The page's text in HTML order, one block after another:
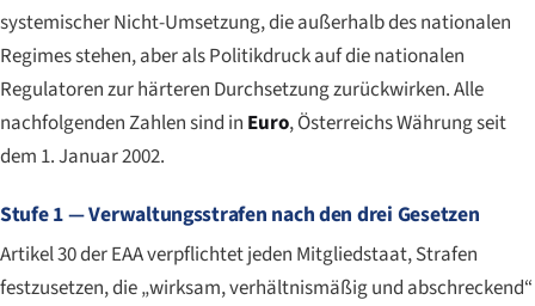
systemischer Nicht-Umsetzung, die außerhalb des nationalen
Regimes stehen, aber als Politikdruck auf die nationalen
Regulatoren zur härteren Durchsetzung zurückwirken. Alle
nachfolgenden Zahlen sind in Euro, Österreichs Währung seit
dem 1. Januar 2002.
Stufe 1 — Verwaltungsstrafen nach den drei Gesetzen
Artikel 30 der EAA verpflichtet jeden Mitgliedstaat, Strafen
festzusetzen, die „wirksam, verhältnismäßig und abschreckend“